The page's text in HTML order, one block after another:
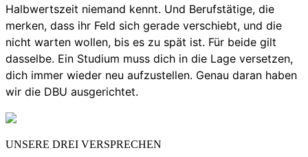
Halbwertszeit niemand kennt. Und Berufstätige, die
merken, dass ihr Feld sich gerade verschiebt, und die
nicht warten wollen, bis es zu spät ist. Für beide gilt
dasselbe. Ein Studium muss dich in die Lage versetzen,
dich immer wieder neu aufzustellen. Genau daran haben
wir die DBU ausgerichtet.
UNSERE DREI VERSPRECHEN